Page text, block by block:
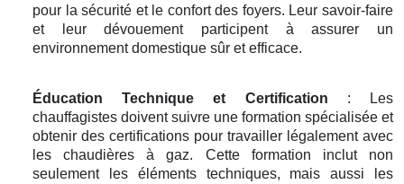
pour la sécurité et le confort des foyers. Leur savoir-faire
et leur dévouement participent à assurer un
environnement domestique sûr et efficace.
Éducation Technique et Certification : Les
chauffagistes doivent suivre une formation spécialisée et
obtenir des certifications pour travailler légalement avec
les chaudières à gaz. Cette formation inclut non
seulement les éléments techniques, mais aussi les